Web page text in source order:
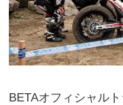
BETAオフィシャル